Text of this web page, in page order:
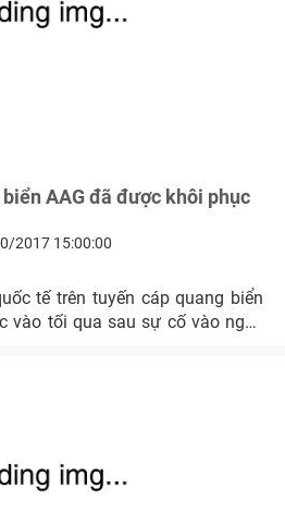
AAG đã được khôi phục
2017 15:00:00
tế trên tuyến cáp quang biển
vào tối qua sau sự cố vào ngày